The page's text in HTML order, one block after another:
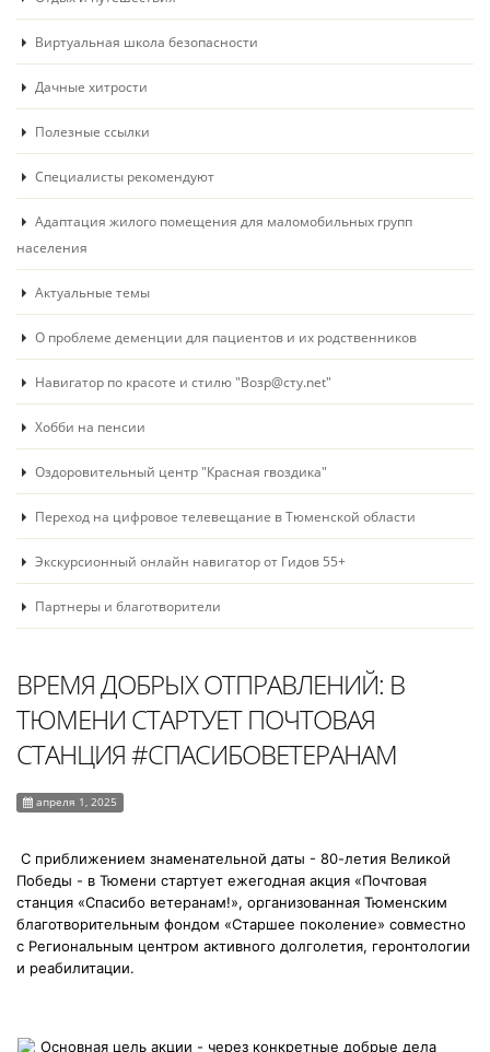
Виртуальная школа безопасности
Дачные хитрости
Полезные ссылки
Специалисты рекомендуют
Адаптация жилого помещения для маломобильных групп
населения
Актуальные темы
О проблеме деменции для пациентов и их родственников
Навигатор по красоте и стилю "Возр@сту.net"
Хобби на пенсии
Оздоровительный центр "Красная гвоздика"
Переход на цифровое телевещание в Тюменской области
Экскурсионный онлайн навигатор от Гидов 55+
Партнеры и благотворители
ВРЕМЯ ДОБРЫХ ОТПРАВЛЕНИЙ: В
ТЮМЕНИ СТАРТУЕТ ПОЧТОВАЯ
СТАНЦИЯ #СПАСИБОВЕТЕРАНАМ
апреля 1, 2025
С приближением знаменательной даты - 80-летия Великой
Победы - в Тюмени стартует ежегодная акция «Почтовая
станция «Спасибо ветеранам!», организованная Тюменским
благотворительным фондом «Старшее поколение» совместно
с Региональным центром активного долголетия, геронтологии
и реабилитации.
Основная цель акции - через конкретные добрые дела